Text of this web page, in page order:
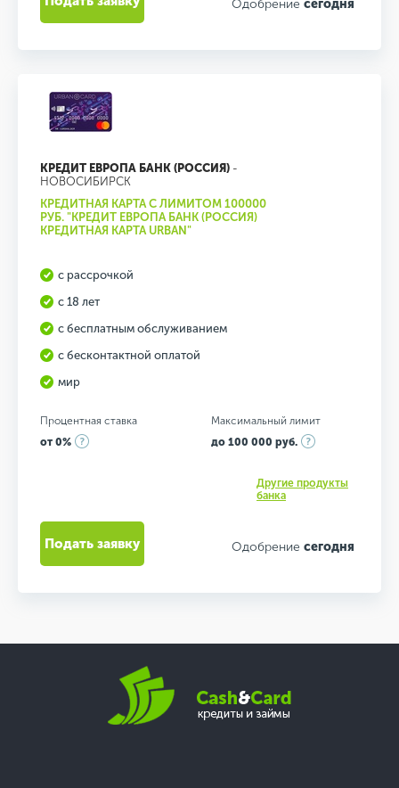
Одобрение сегодня
КРЕДИТ ЕВРОПА БАНК (РОССИЯ) -
НОВОСИБИРСК
КРЕДИТНАЯ КАРТА С ЛИМИТОМ 100000
РУБ. "КРЕДИТ ЕВРОПА БАНК (РОССИЯ)
КРЕДИТНАЯ КАРТА URBAN"
с рассрочкой
с 18 лет
с бесплатным обслуживанием
с бесконтактной оплатой
мир
Процентная ставка
от 0%
Максимальный лимит
до 100 000 руб.
Другие продукты
банка
Одобрение сегодня
Подать заявку